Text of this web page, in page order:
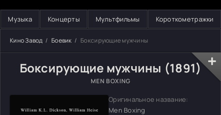
Музыка Концерты Мультфильмы Короткометражки
Кино Завод Боевик Боксирующие мужчины
Боксирующие мужчины (1891)
MEN BOXING
Оригинальное название:
Men Boxing